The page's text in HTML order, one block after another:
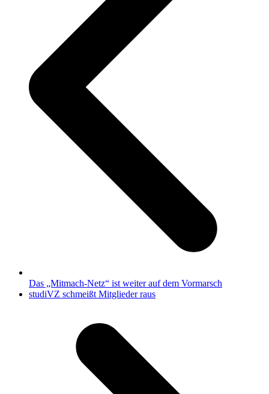
Das „Mitmach-Netz“ ist weiter auf dem Vormarsch
Nächster
studiVZ schmeißt Mitglieder raus